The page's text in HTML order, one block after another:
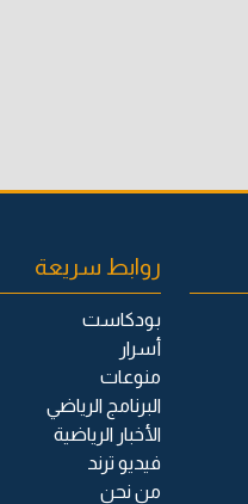
روابط سريعة
بودكاست
أسرار
منوعات
البرنامج الرياضي
الأخبار الرياضية
فيديو ترند
من نحن